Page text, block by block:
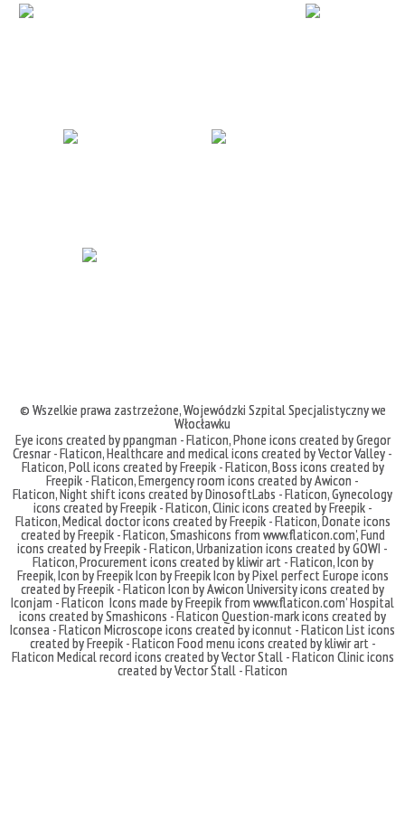
© Wszelkie prawa zastrzeżone,Wojewódzki Szpital Specjalistyczny we
Włocławku
Eye icons created by ppangman - Flaticon,Phone icons created by Gregor
Cresnar - Flaticon,Healthcare and medical icons created by Vector Valley -
Flaticon,Poll icons created by Freepik - Flaticon,Boss icons created by
Freepik - Flaticon,Emergency room icons created by Awicon -
Flaticon,Night shift icons created by DinosoftLabs - Flaticon,Gynecology
icons created by Freepik - Flaticon,Clinic icons created by Freepik -
Flaticon,Medical doctor icons created by Freepik - Flaticon,Donate icons
created by Freepik - Flaticon,Smashicons from www.flaticon.com',Fund
icons created by Freepik - Flaticon,Urbanization icons created by GOWI -
Flaticon,Procurement icons created by kliwir art - Flaticon,Icon by
Freepik,Icon by FreepikIcon by FreepikIcon by Pixel perfectEurope icons
created by Freepik - Flaticon Icon by Awicon University icons created by
Iconjam - Flaticon Icons made byFreepik from www.flaticon.com'Hospital
icons created by Smashicons - Flaticon Question-mark icons created by
Iconsea - Flaticon Microscope icons created by iconnut - Flaticon List icons
created by Freepik - Flaticon Food menu icons created by kliwir art -
Flaticon Medical record icons created by Vector Stall - Flaticon Clinic icons
created by Vector Stall - Flaticon